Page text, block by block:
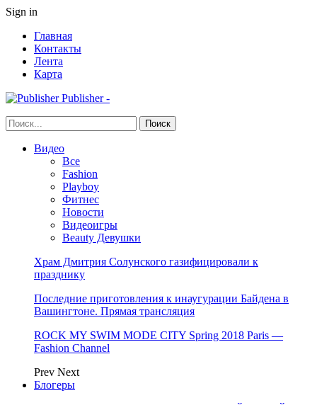
Sign in
Главная
Контакты
Лента
Карта
Publisher -
Видео
Все
Fashion
Playboy
Фитнес
Новости
Видеоигры
Beauty Девушки
Храм Дмитрия Солунского газифицировали к
празднику
Последние приготовления к инаугурации Байдена в
Вашингтоне. Прямая трансляция
ROCK MY SWIM MODE CITY Spring 2018 Paris —
Fashion Channel
Prev Next
Блогеры